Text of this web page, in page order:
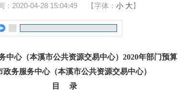
：2020-04-28 15:04:49 【字体： 小 大】
中心（本溪市公共资源交易中心）2020年部门预算
政务服务中心（本溪市公共资源交易中心）
目
录